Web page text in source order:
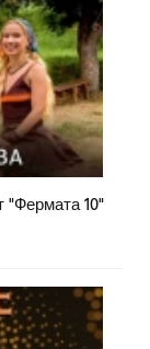
"Фермата 10"